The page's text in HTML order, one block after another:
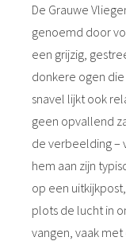
De Grauwe
genoemd door
een grijzig,
donkere ogen
snavel lijkt ook
geen opvallend
de verbeelding –
hem aan zijn
op een
plots de lucht in
vangen, vaak